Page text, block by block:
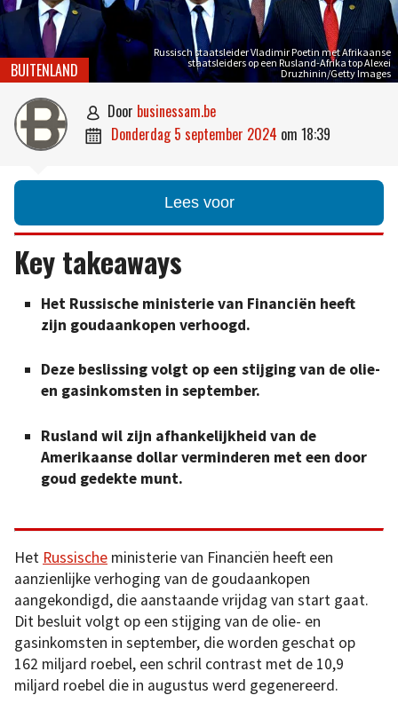
Russisch staatsleider Vladimir Poetin met Afrikaanse
staatsleiders op een Rusland-Afrika top Alexei
Druzhinin/Getty Images
BUITENLAND
 door businessam.be
 donderdag 5 september 2024 om 18:39
Lees voor
Key takeaways
Het Russische ministerie van Financiën heeft
zijn goudaankopen verhoogd.
Deze beslissing volgt op een stijging van de olie-
en gasinkomsten in september.
Rusland wil zijn afhankelijkheid van de
Amerikaanse dollar verminderen met een door
goud gedekte munt.
Het Russische ministerie van Financiën heeft een
aanzienlijke verhoging van de goudaankopen
aangekondigd, die aanstaande vrijdag van start gaat.
Dit besluit volgt op een stijging van de olie- en
gasinkomsten in september, die worden geschat op
162 miljard roebel, een schril contrast met de 10,9
miljard roebel die in augustus werd gegenereerd.